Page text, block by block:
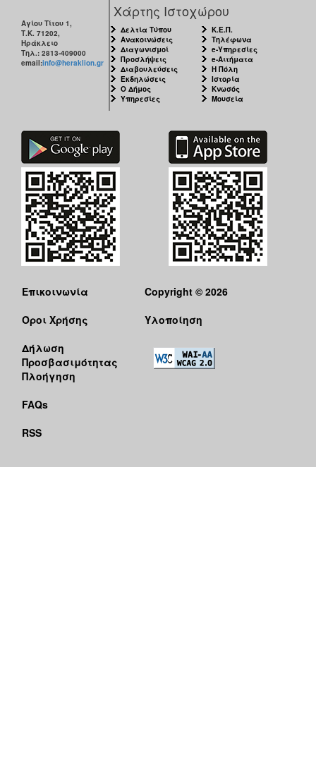
Αγίου Τίτου 1,
Τ.Κ. 71202,
Ηράκλειο
Τηλ.: 2813-409000
email:info@heraklion.gr
Χάρτης Ιστοχώρου
Δελτία Τύπου
Ανακοινώσεις
Διαγωνισμοί
Προσλήψεις
Διαβουλεύσεις
Εκδηλώσεις
Ο Δήμος
Υπηρεσίες
Κ.Ε.Π.
Τηλέφωνα
e-Υπηρεσίες
e-Αιτήματα
Η Πόλη
Ιστορία
Κνωσός
Μουσεία
Επικοινωνία
Όροι Χρήσης
Δήλωση
Προσβασιμότητας
Πλοήγηση
FAQs
RSS
Copyright © 2026
Υλοποίηση